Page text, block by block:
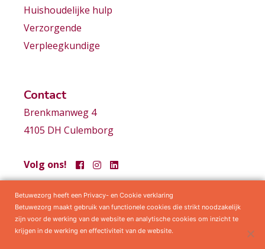
Huishoudelijke hulp
Verzorgende
Verpleegkundige
Contact
Brenkmanweg 4
4105 DH Culemborg
Volg ons!
Samenwerkingen Privacy statement Algemene voorwaarden
Betuwezorg heeft een Privacy- en Cookie verklaring
Betuwezorg maakt gebruik van functionele cookies die strikt noodzakelijk
zijn voor de werking van de website en analytische cookies om inzicht te
krijgen in de werking en effectiviteit van de website.